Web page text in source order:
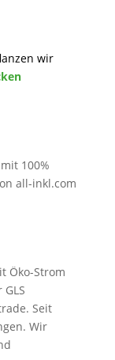
wir
Öko-Strom
Seit
Wir